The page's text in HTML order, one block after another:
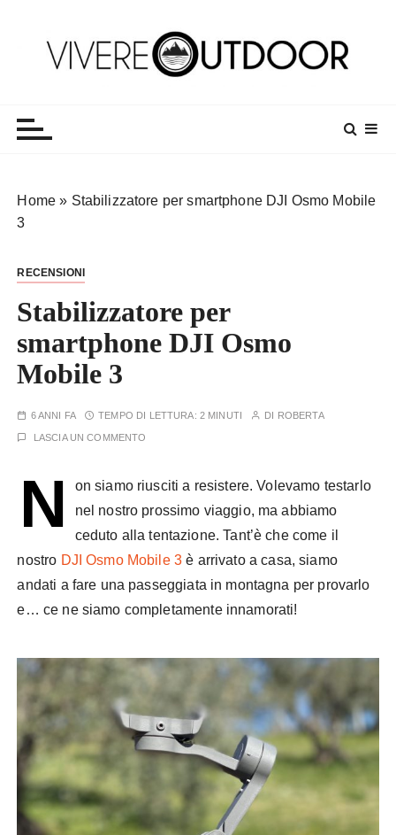
Home » Stabilizzatore per smartphone DJI Osmo Mobile
3
RECENSIONI
Stabilizzatore per
smartphone DJI Osmo
Mobile 3
6 ANNI FA TEMPO DI LETTURA: 2 MINUTI DI ROBERTA
LASCIA UN COMMENTO
N
on siamo riusciti a resistere. Volevamo testarlo
nel nostro prossimo viaggio, ma abbiamo
ceduto alla tentazione. Tant’è che come il
nostro DJI Osmo Mobile 3 è arrivato a casa, siamo
andati a fare una passeggiata in montagna per provarlo
e… ce ne siamo completamente innamorati!